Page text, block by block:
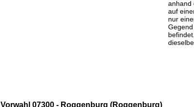
anhand
auf
nur
Vorwahl 07300 - Roggenburg (Roggenburg)